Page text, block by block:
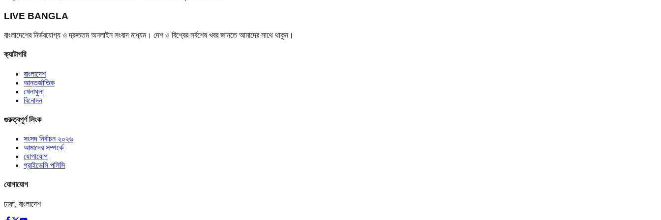
LIVE BANGLA
বাংলাদেশের নির্ভরযোগ্য ও দ্রুততম অনলাইন সংবাদ মাধ্যম। দেশ ও বিশ্বের সর্বশেষ খবর জানতে আমাদের সাথে থাকুন।
ক্যাটাগরি
বাংলাদেশ
আন্তর্জাতিক
খেলাধুলা
বিনোদন
গুরুত্বপূর্ণ লিংক
সংসদ নির্বাচন ২০২৬
আমাদের সম্পর্কে
যোগাযোগ
প্রাইভেসি পলিসি
যোগাযোগ
ঢাকা, বাংলাদেশ